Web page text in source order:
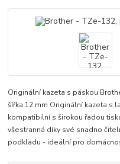
Originální kazeta s páskou
šířka 12 mm Originální kazeta s
kompatibilní s širokou řadou
všestranná díky své snadno
podkladu - ideální pro